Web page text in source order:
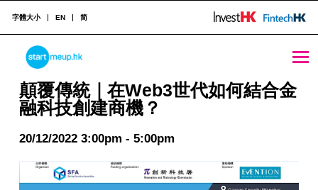
顛覆傳統｜在Web3世代如何結合金融科技創建商機？ - StartmeupHK
STARTMEUPHK
字體大小 EN 简
顛覆傳統｜在Web3世代如何結合金
融科技創建商機？
20/12/2022 3:00pm - 5:00pm